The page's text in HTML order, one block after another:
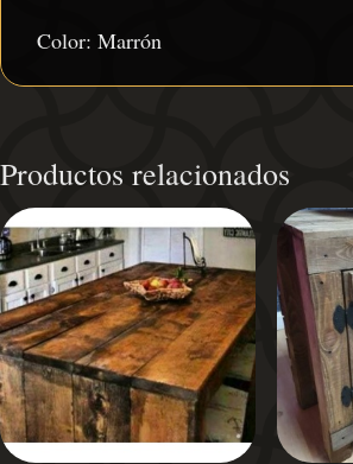
Color: Marrón
Productos relacionados